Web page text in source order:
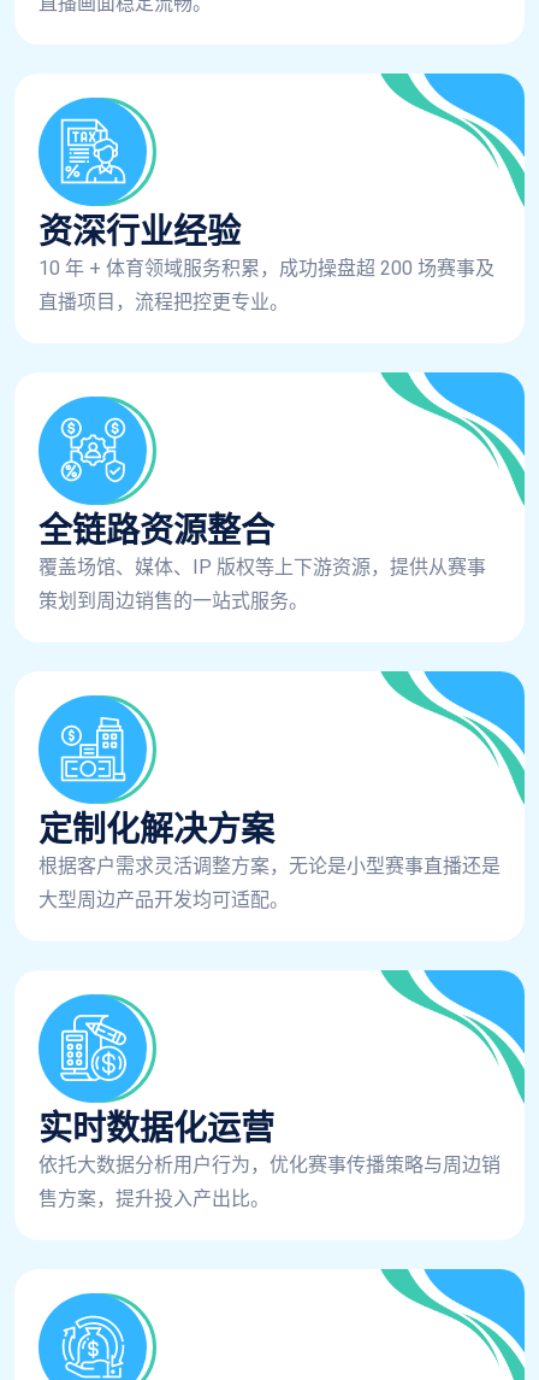
资深行业经验
10 年 + 体育领域服务积累，成功操盘超 200 场赛事及
直播项目，流程把控更专业。
全链路资源整合
覆盖场馆、媒体、IP 版权等上下游资源，提供从赛事
策划到周边销售的一站式服务。
定制化解决方案
根据客户需求灵活调整方案，无论是小型赛事直播还是
大型周边产品开发均可适配。
实时数据化运营
依托大数据分析用户行为，优化赛事传播策略与周边销
售方案，提升投入产出比。